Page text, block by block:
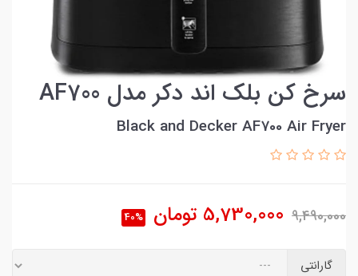
سرخ کن بلک اند دکر مدل AF700
Black and Decker AF700 Air Fryer
9,490,000
5,730,000 تومان 40%
گارانتی